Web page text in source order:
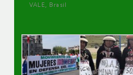
VALE, Brasil